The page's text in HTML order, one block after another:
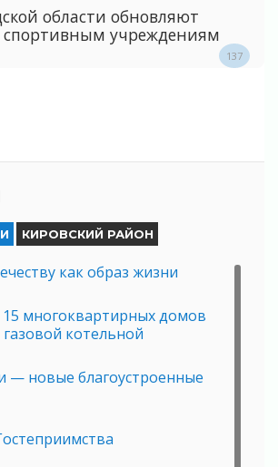
области обновляют
учреждениям
137
КИРОВСКИЙ РАЙОН
как образ жизни
многоквартирных домов
котельной
— новые благоустроенные